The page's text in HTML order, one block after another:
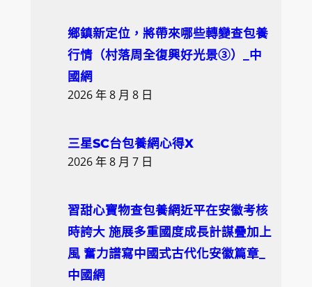
鄉鎮新定位，將帶來哪些轉變查包養
行情（村落周全復興好光景③）_中
國網
2026 年 8 月 8 日
三星SC台包養網心得X
2026 年 8 月 7 日
習甜心寶物查包養網近平在安徽考核
時誇大 施展多重國度成長計謀疊加上
風 奮力譜寫中國式古代化安徽篇章_
中國網